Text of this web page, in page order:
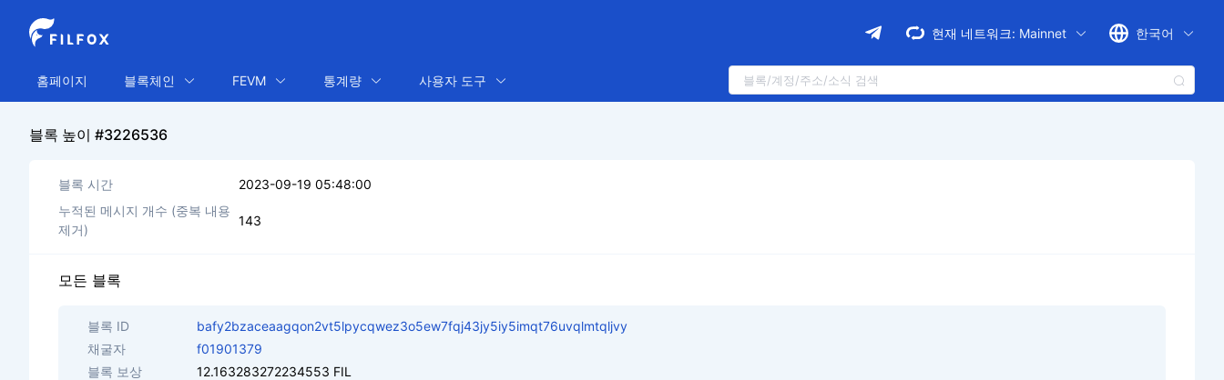
현재 네트워크: Mainnet 한국어
홈페이지 블록체인 FEVM 통계량 사용자 도구
블록 높이 #3226536
블록 시간
2023-09-19 05:48:00
누적된 메시지 개수 (중복 내용
제거)
143
모든 블록
블록 ID
bafy2bzaceaagqon2vt5lpycqwez3o5ew7fqj43jy5iy5imqt76uvqlmtqljvy
채굴자
f01901379
블록 보상
12.163283272234553 FIL